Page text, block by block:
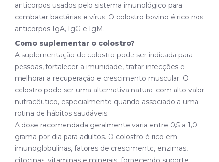
anticorpos usados pelo sistema imunológico para
combater bactérias e vírus. O colostro bovino é rico nos
anticorpos IgA, IgG e IgM.
Como suplementar o colostro?
A suplementação de colostro pode ser indicada para
pessoas, fortalecer a imunidade, tratar infecções e
melhorar a recuperação e crescimento muscular. O
colostro pode ser uma alternativa natural com alto valor
nutracêutico, especialmente quando associado a uma
rotina de hábitos saudáveis.
A dose recomendada geralmente varia entre 0,5 a 1,0
grama por dia para adultos. O colostro é rico em
imunoglobulinas, fatores de crescimento, enzimas,
citocinas, vitaminas e minerais, fornecendo suporte